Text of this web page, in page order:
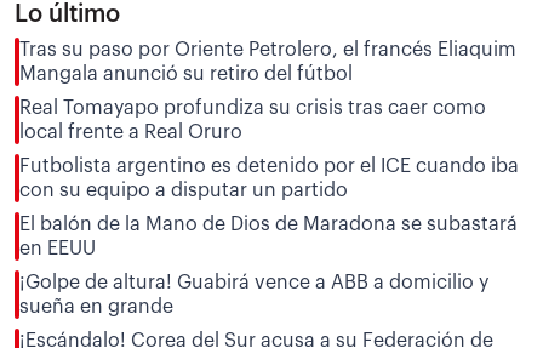
Lo último
Tras su paso por Oriente Petrolero, el francés Eliaquim
Mangala anunció su retiro del fútbol
Real Tomayapo profundiza su crisis tras caer como
local frente a Real Oruro
Futbolista argentino es detenido por el ICE cuando iba
con su equipo a disputar un partido
El balón de la Mano de Dios de Maradona se subastará
en EEUU
¡Golpe de altura! Guabirá vence a ABB a domicilio y
sueña en grande
¡Escándalo! Corea del Sur acusa a su Federación de